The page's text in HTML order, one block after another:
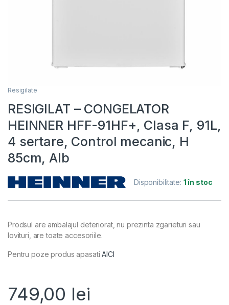
Resigilate
RESIGILAT – CONGELATOR
HEINNER HFF-91HF+, Clasa F, 91L,
4 sertare, Control mecanic, H
85cm, Alb
Disponibilitate: 1 în stoc
Prodsul are ambalajul deteriorat, nu prezinta zgarieturi sau
lovituri, are toate accesoriile.
Pentru poze produs apasatiAICI
749,00 lei